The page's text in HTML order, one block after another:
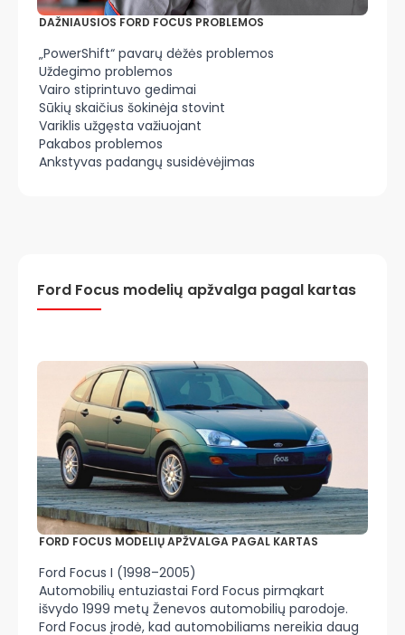
DAŽNIAUSIOS FORD FOCUS PROBLEMOS
„PowerShift“ pavarų dėžės problemos
Uždegimo problemos
Vairo stiprintuvo gedimai
Sūkių skaičius šokinėja stovint
Variklis užgęsta važiuojant
Pakabos problemos
Ankstyvas padangų susidėvėjimas
Ford Focus modelių apžvalga pagal kartas
FORD FOCUS MODELIŲ APŽVALGA PAGAL KARTAS
Ford Focus I (1998–2005)
Automobilių entuziastai Ford Focus pirmąkart
išvydo 1999 metų Ženevos automobilių parodoje.
Ford Focus įrodė, kad automobiliams nereikia daug